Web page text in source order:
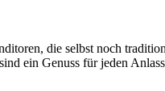
die selbst noch
ein Genuss für jeden